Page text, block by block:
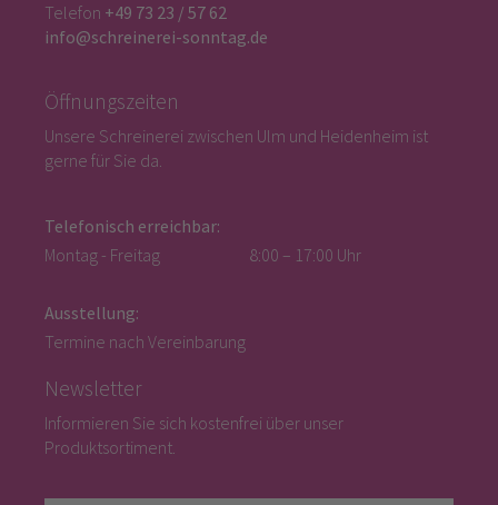
Telefon +49 73 23 / 57 62
info@schreinerei-sonntag.de
Öffnungszeiten
Unsere Schreinerei zwischen Ulm und Heidenheim ist
gerne für Sie da.
Telefonisch erreichbar:
Montag - Freitag
8:00 – 17:00 Uhr
Ausstellung:
Termine nach Vereinbarung
Newsletter
Informieren Sie sich kostenfrei über unser
Produktsortiment.